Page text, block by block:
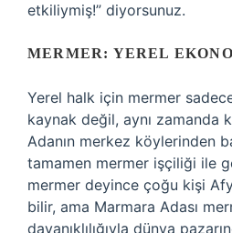
etkiliymiş!” diyorsunuz.
MERMER: YEREL
Yerel halk için mermer
kaynak değil, aynı zamanda
Adanın merkez köylerinden
tamamen mermer işçiliği ile
mermer deyince çoğu kişi
bilir, ama Marmara Adası
dayanıklılığıyla dünya